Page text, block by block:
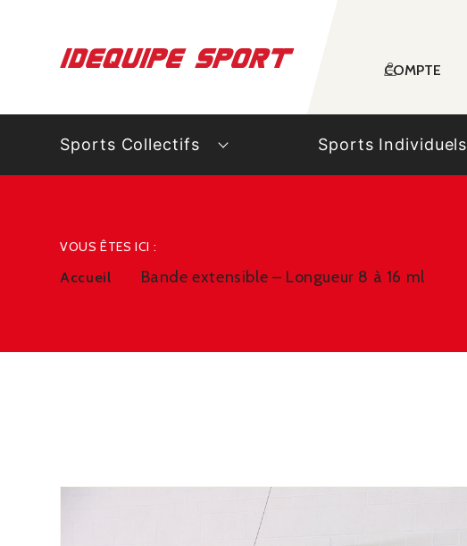
COMPTE
Sports Collectifs Sports Individuels
VOUS ÊTES ICI :
Accueil Bande extensible – Longueur 8 à 16 ml